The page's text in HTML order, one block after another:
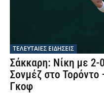
ΤΕΛΕΥΤΑΙΕΣ ΕΙΔΗΣΕΙΣ
Σάκκαρη: Νίκη με 2-
Σονμέζ στο Τορόντο
Γκοφ